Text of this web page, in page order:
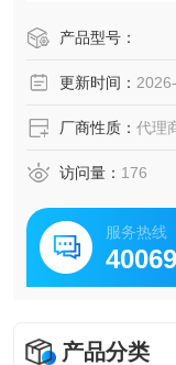
产品型号：
更新时间：
厂商性质： 代理
访问量： 176
服务热线
产品分类